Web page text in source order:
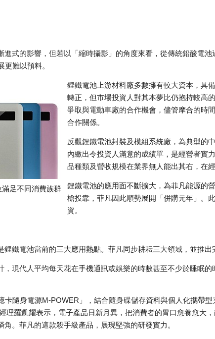
進式的影響，但若以「縮時攝影」的角度來看，從傳統鉛酸電
更難以預料。
足不同消費族群
鋰鐵電池上游材料廠多數擁有較大資本，具
轉正，但市場投資人對其本夢比仍抱持較高
爭取與電動車廠的合作機會，儘管摩合的時
合作關係。
反觀鋰鐵電池封裝及模組系統廠，為典型的
內繳出令投資人滿意的成績單，是經營者實
品種類及營收規模在業界無人能出其右，在
鋰鐵電池的應用面不斷擴大，為菲凡能源的
槍投靠，菲凡因此順勢展開「併購元年」。
資。
鐵電池當前的三大應用熱點。菲凡同步耕耘三大領域，並推出
，現代人平均每天花在手機通訊或娛樂的時數甚至不少於睡眠
卡隨身電源M-POWER」，結合隨身碟儲存資料與個人化攜帶型
理羅凱耀表示，電子產品日新月異，把消費者的胃口愈養愈大
。菲凡的這款殺手級產品，展現堅強的研發實力。